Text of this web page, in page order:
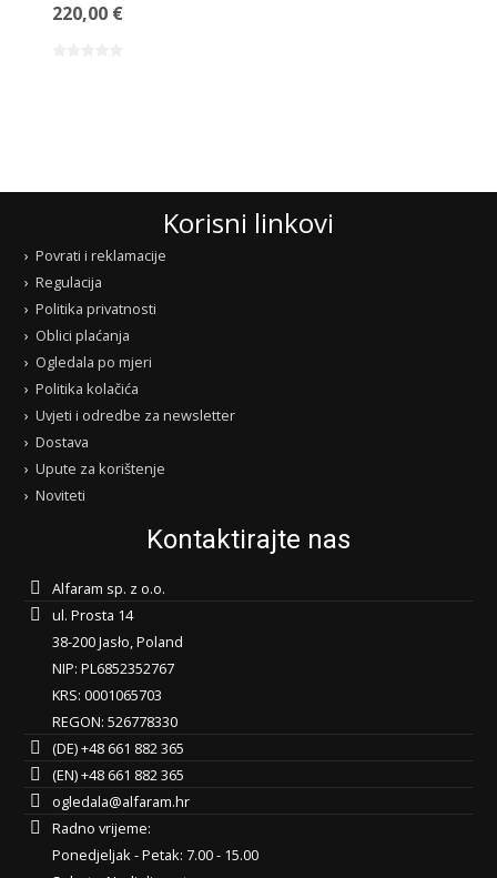
220,00 €
Korisni linkovi
Povrati i reklamacije
Regulacija
Politika privatnosti
Oblici plaćanja
Ogledala po mjeri
Politika kolačića
Uvjeti i odredbe za newsletter
Dostava
Upute za korištenje
Noviteti
Kontaktirajte nas
Alfaram sp. z o.o.
ul. Prosta 14
38-200 Jasło, Poland
NIP: PL6852352767
KRS: 0001065703
REGON: 526778330
(DE) +48 661 882 365
(EN) +48 661 882 365
ogledala@alfaram.hr
Radno vrijeme:
Ponedjeljak - Petak: 7.00 - 15.00